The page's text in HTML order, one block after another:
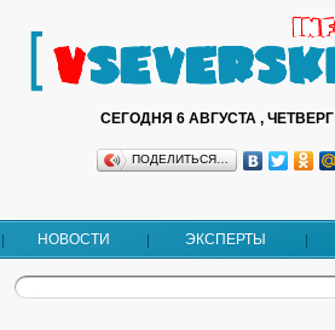
СЕГОДНЯ 6 АВГУСТА , ЧЕТВЕРГ
ПОДЕЛИТЬСЯ…
НОВОСТИ ЭКСПЕРТЫ